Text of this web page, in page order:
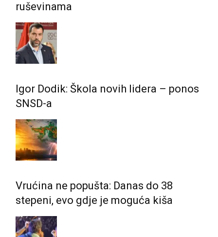
ruševinama
Igor Dodik: Škola novih lidera – ponos
SNSD-a
Vrućina ne popušta: Danas do 38
stepeni, evo gdje je moguća kiša